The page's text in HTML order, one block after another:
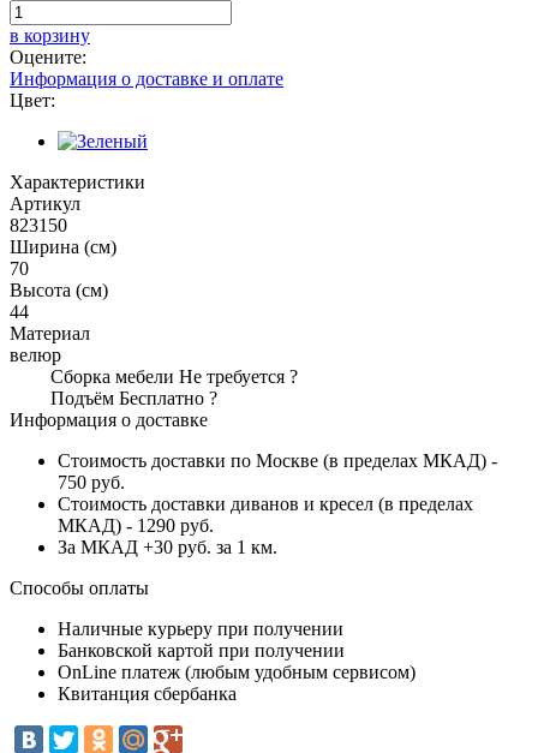
в корзину
Оцените:
Информация о доставке и оплате
Цвет:
Характеристики
Артикул
823150
Ширина (см)
70
Высота (см)
44
Материал
велюр
Сборка мебели Не требуется ?
Подъём Бесплатно ?
Информация о доставке
Стоимость доставки по Москве (в пределах МКАД) -
750 руб.
Стоимость доставки диванов и кресел (в пределах
МКАД) - 1290 руб.
За МКАД +30 руб. за 1 км.
Способы оплаты
Наличные курьеру при получении
Банковской картой при получении
OnLine платеж (любым удобным сервисом)
Квитанция сбербанка